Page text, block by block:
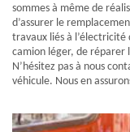
sommes à même de
d’assurer le
travaux liés à
camion léger, de réparer
N’hésitez pas à nous
véhicule. Nous en